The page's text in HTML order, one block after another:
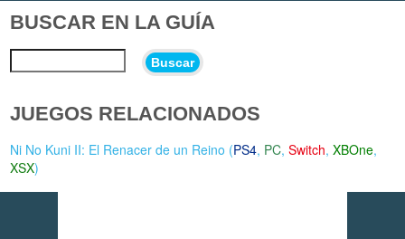
BUSCAR EN LA GUÍA
Buscar
JUEGOS RELACIONADOS
Ni No Kuni II: El Renacer de un Reino (PS4, PC,Switch,XBOne,
XSX)